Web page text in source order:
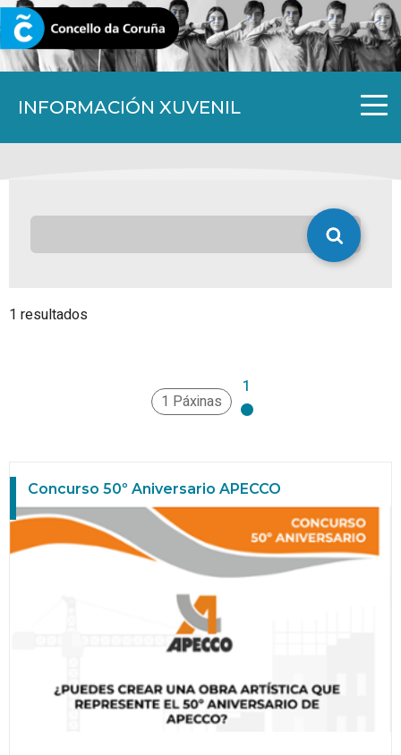
INFORMACIÓN XUVENIL
CORUNA.GAL
1 resultados
1 Páxinas
1
Concurso 50º Aniversario APECCO